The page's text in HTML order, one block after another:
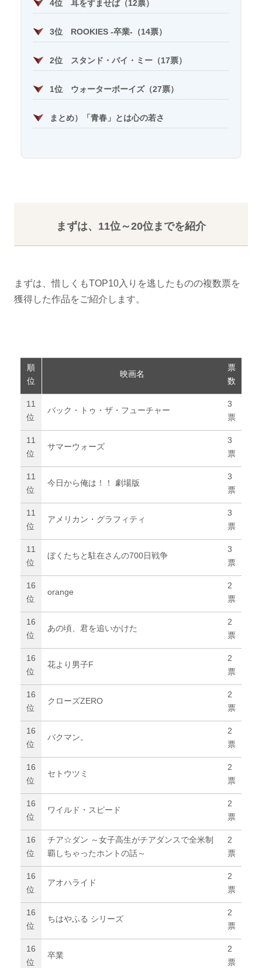
4位 耳をすませば（12票）
3位 ROOKIES -卒業-（14票）
2位 スタンド・バイ・ミー（17票）
1位 ウォーターボーイズ（27票）
まとめ）「青春」とは心の若さ
まずは、11位～20位までを紹介
まずは、惜しくもTOP10入りを逃したものの複数票を
獲得した作品をご紹介します。
順
位
映画名
票
数
11
位
バック・トゥ・ザ・フューチャー
3
票
11
位
サマーウォーズ
3
票
11
位
今日から俺は！！ 劇場版
3
票
11
位
アメリカン・グラフィティ
3
票
11
位
ぼくたちと駐在さんの700日戦争
3
票
16
位
orange
2
票
16
位
あの頃、君を追いかけた
2
票
16
位
花より男子F
2
票
16
位
クローズZERO
2
票
16
位
バクマン。
2
票
16
位
セトウツミ
2
票
16
位
ワイルド・スピード
2
票
16
位
チア☆ダン ～女子高生がチアダンスで全米制
覇しちゃったホントの話～
2
票
16
位
アオハライド
2
票
16
位
ちはやふる シリーズ
2
票
16
位
卒業
2
票